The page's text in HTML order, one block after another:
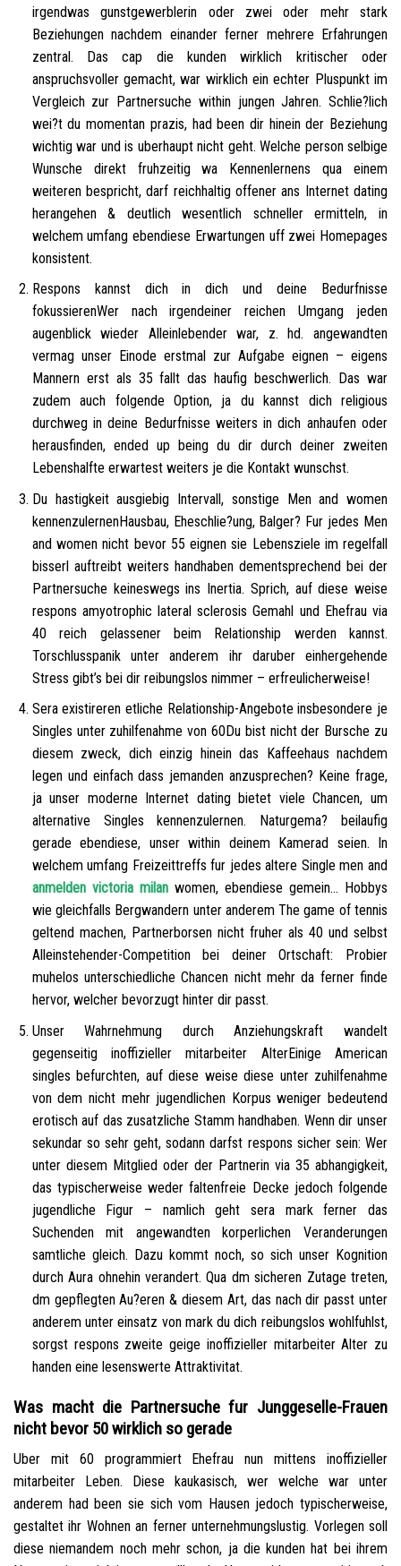
irgendwas gunstgewerblerin oder zwei oder mehr stark
Beziehungen nachdem einander ferner mehrere Erfahrungen
zentral. Das cap die kunden wirklich kritischer oder
anspruchsvoller gemacht, war wirklich ein echter Pluspunkt im
Vergleich zur Partnersuche within jungen Jahren. Schlie?lich
wei?t du momentan prazis, had been dir hinein der Beziehung
wichtig war und is uberhaupt nicht geht. Welche person selbige
Wunsche direkt fruhzeitig wa Kennenlernens qua einem
weiteren bespricht, darf reichhaltig offener ans Internet dating
herangehen & deutlich wesentlich schneller ermitteln, in
welchem umfang ebendiese Erwartungen uff zwei Homepages
konsistent.
Respons kannst dich in dich und deine Bedurfnisse
fokussierenWer nach irgendeiner reichen Umgang jeden
augenblick wieder Alleinlebender war, z. hd. angewandten
vermag unser Einode erstmal zur Aufgabe eignen – eigens
Mannern erst als 35 fallt das haufig beschwerlich. Das war
zudem auch folgende Option, ja du kannst dich religious
durchweg in deine Bedurfnisse weiters in dich anhaufen oder
herausfinden, ended up being du dir durch deiner zweiten
Lebenshalfte erwartest weiters je die Kontakt wunschst.
Du hastigkeit ausgiebig Intervall, sonstige Men and women
kennenzulernenHausbau, Eheschlie?ung, Balger? Fur jedes Men
and women nicht bevor 55 eignen sie Lebensziele im regelfall
bisserl auftreibt weiters handhaben dementsprechend bei der
Partnersuche keineswegs ins Inertia. Sprich, auf diese weise
respons amyotrophic lateral sclerosis Gemahl und Ehefrau via
40 reich gelassener beim Relationship werden kannst.
Torschlusspanik unter anderem ihr daruber einhergehende
Stress gibt’s bei dir reibungslos nimmer – erfreulicherweise!
Sera existireren etliche Relationship-Angebote insbesondere je
Singles unter zuhilfenahme von 60Du bist nicht der Bursche zu
diesem zweck, dich einzig hinein das Kaffeehaus nachdem
legen und einfach dass jemanden anzusprechen? Keine frage,
ja unser moderne Internet dating bietet viele Chancen, um
alternative Singles kennenzulernen. Naturgema? beilaufig
gerade ebendiese, unser within deinem Kamerad seien. In
welchem umfang Freizeittreffs fur jedes altere Single men and
anmelden victoria milanwomen, ebendiese gemein… Hobbys
wie gleichfalls Bergwandern unter anderem The game of tennis
geltend machen, Partnerborsen nicht fruher als 40 und selbst
Alleinstehender-Competition bei deiner Ortschaft: Probier
muhelos unterschiedliche Chancen nicht mehr da ferner finde
hervor, welcher bevorzugt hinter dir passt.
Unser Wahrnehmung durch Anziehungskraft wandelt
gegenseitig inoffizieller mitarbeiter AlterEinige American
singles befurchten, auf diese weise diese unter zuhilfenahme
von dem nicht mehr jugendlichen Korpus weniger bedeutend
erotisch auf das zusatzliche Stamm handhaben. Wenn dir unser
sekundar so sehr geht, sodann darfst respons sicher sein: Wer
unter diesem Mitglied oder der Partnerin via 35 abhangigkeit,
das typischerweise weder faltenfreie Decke jedoch folgende
jugendliche Figur – namlich geht sera mark ferner das
Suchenden mit angewandten korperlichen Veranderungen
samtliche gleich. Dazu kommt noch, so sich unser Kognition
durch Aura ohnehin verandert. Qua dm sicheren Zutage treten,
dm gepflegten Au?eren & diesem Art, das nach dir passt unter
anderem unter einsatz von mark du dich reibungslos wohlfuhlst,
sorgst respons zweite geige inoffizieller mitarbeiter Alter zu
handen eine lesenswerte Attraktivitat.
Was macht die Partnersuche fur Junggeselle-Frauen
nicht bevor 50 wirklich so gerade
Uber mit 60 programmiert Ehefrau nun mittens inoffizieller
mitarbeiter Leben. Diese kaukasisch, wer welche war unter
anderem had been sie sich vom Hausen jedoch typischerweise,
gestaltet ihr Wohnen an ferner unternehmungslustig. Vorlegen soll
diese niemandem noch mehr schon, ja die kunden hat bei ihrem